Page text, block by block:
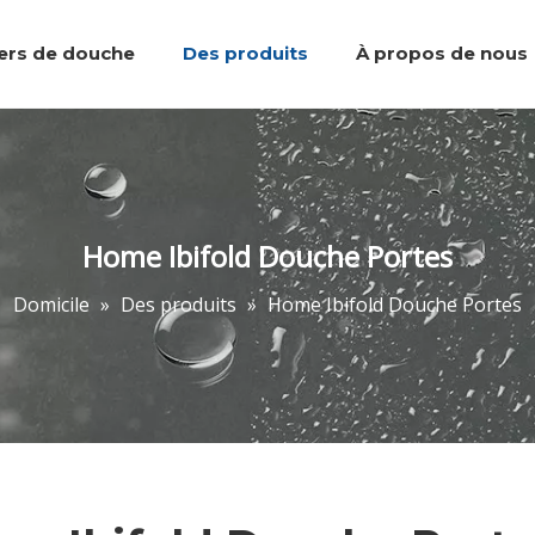
de douche Des produits À propos de nous
Home Ibifold Douche Portes
Domicile » Des produits » Home Ibifold Douche Portes